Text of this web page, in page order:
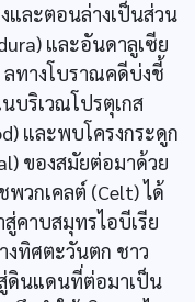
และตอนล่างเป็นส่วน
และอันดาลูเซีย
ลทางโบราณคดีบ่งชี้
บริเวณโปรตุเกส
และพบโครงกระดูก
ของสมัยต่อมาด้วย
วกเคลต์ (Celt) ได้
สู่คาบสมุทรไอบีเรีย
งทิศตะวันตก ชาว
สู่ดินแดนที่ต่อมาเป็น